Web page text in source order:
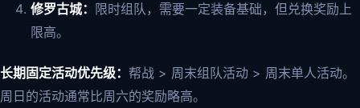
修罗古城： 限时组队，需要一定装备基础，但兑换奖励上
限高。
长期固定活动优先级： 帮战 > 周末组队活动 > 周末单人活动。
周日的活动通常比周六的奖励略高。